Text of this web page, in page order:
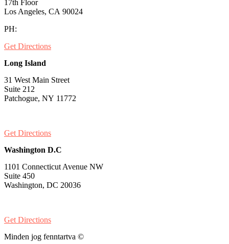
17th Floor
Los Angeles, CA 90024
PH:
Get Directions
Long Island
31 West Main Street
Suite 212
Patchogue, NY 11772
Get Directions
Washington D.C
1101 Connecticut Avenue NW
Suite 450
Washington, DC 20036
Get Directions
Minden jog fenntartva ©